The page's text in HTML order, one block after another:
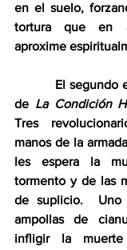
en el suelo,
tortura que en
aproxime
El segundo
de La Condición
Tres
manos de la
les espera la
tormento y de las
de suplicio.
ampollas de
infligir la